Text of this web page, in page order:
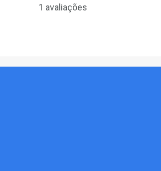
1 avaliações